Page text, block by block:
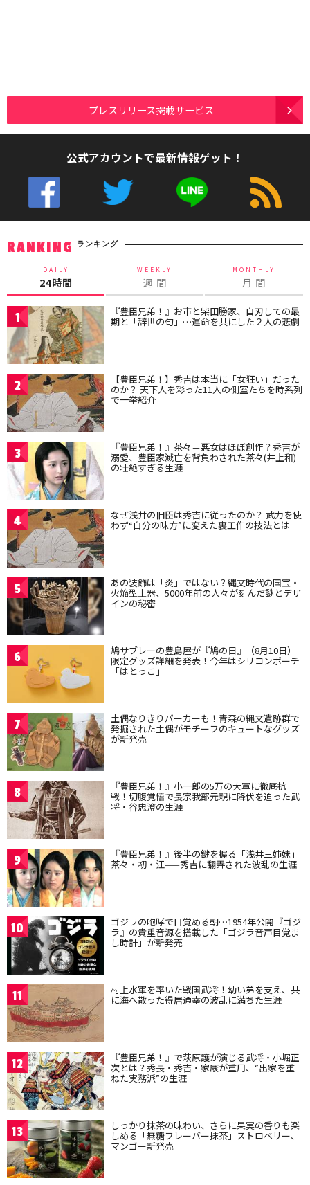
プレスリリース掲載サービス
公式アカウントで最新情報ゲット！
RANKING ランキング
DAILY
24時間
WEEKLY
週 間
MONTHLY
月 間
1 『豊臣兄弟！』お市と柴田勝家、自刃しての最
期と「辞世の句」…運命を共にした２人の悲劇
2 【豊臣兄弟！】秀吉は本当に「女狂い」だった
のか？ 天下人を彩った11人の側室たちを時系列
で一挙紹介
3 『豊臣兄弟！』茶々＝悪女はほぼ創作？秀吉が
溺愛、豊臣家滅亡を背負わされた茶々(井上和)
の壮絶すぎる生涯
4 なぜ浅井の旧臣は秀吉に従ったのか？ 武力を使
わず“自分の味方”に変えた裏工作の技法とは
5 あの装飾は「炎」ではない？縄文時代の国宝・
火焔型土器、5000年前の人々が刻んだ謎とデザ
インの秘密
6 鳩サブレーの豊島屋が『鳩の日』（8月10日）
限定グッズ詳細を発表！今年はシリコンポーチ
「はとっこ」
7 土偶なりきりパーカーも！青森の縄文遺跡群で
発掘された土偶がモチーフのキュートなグッズ
が新発売
8 『豊臣兄弟！』小一郎の5万の大軍に徹底抗
戦！切腹覚悟で長宗我部元親に降伏を迫った武
将・谷忠澄の生涯
9 『豊臣兄弟！』後半の鍵を握る「浅井三姉妹」
茶々・初・江——秀吉に翻弄された波乱の生涯
10 ゴジラの咆哮で目覚める朝…1954年公開『ゴジ
ラ』の貴重音源を搭載した「ゴジラ音声目覚ま
し時計」が新発売
11 村上水軍を率いた戦国武将！幼い弟を支え、共
に海へ散った得居通幸の波乱に満ちた生涯
12 『豊臣兄弟！』で萩原護が演じる武将・小堀正
次とは？秀長・秀吉・家康が重用、“出家を重
ねた実務派”の生涯
13 しっかり抹茶の味わい、さらに果実の香りも楽
しめる「無糖フレーバー抹茶」ストロベリー、
マンゴー新発売